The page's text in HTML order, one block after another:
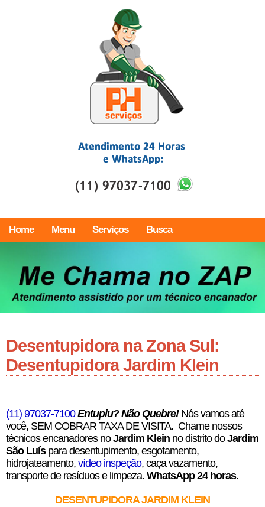
Home Menu Serviços Busca
Desentupidora na Zona Sul:
Desentupidora Jardim Klein
(11) 97037-7100Entupiu? Não Quebre! Nós vamos até
você, SEM COBRAR TAXA DE VISITA. Chame nossos
técnicos encanadores noJardim Klein no distrito doJardim
São Luís para desentupimento, esgotamento,
hidrojateamento, vídeo inspeção, caça vazamento,
transporte de resíduos e limpeza. WhatsApp 24 horas.
DESENTUPIDORA JARDIM KLEIN